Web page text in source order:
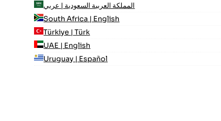
المملكة العربية السعودية | عربي
South Africa | English
Türkiye | Türk
UAE | English
Uruguay | Español